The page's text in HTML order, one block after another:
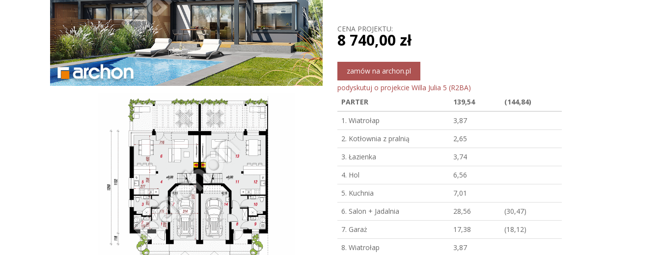
CENA PROJEKTU:
8 740,00 zł
zamów na archon.pl
podyskutuj o projekcie Willa Julia 5 (R2BA)
PARTER
139,54
(144,84)
1. Wiatrołap
3,87
2. Kotłownia z pralnią
2,65
3. Łazienka
3,74
4. Hol
6,56
5. Kuchnia
7,01
6. Salon + Jadalnia
28,56
(30,47)
7. Garaż
17,38
(18,12)
8. Wiatrołap
3,87